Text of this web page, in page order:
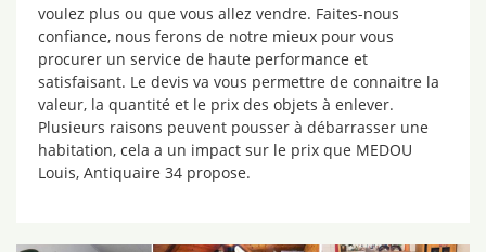
voulez plus ou que vous allez vendre. Faites-nous
confiance, nous ferons de notre mieux pour vous
procurer un service de haute performance et
satisfaisant. Le devis va vous permettre de connaitre la
valeur, la quantité et le prix des objets à enlever.
Plusieurs raisons peuvent pousser à débarrasser une
habitation, cela a un impact sur le prix que MEDOU
Louis, Antiquaire 34 propose.